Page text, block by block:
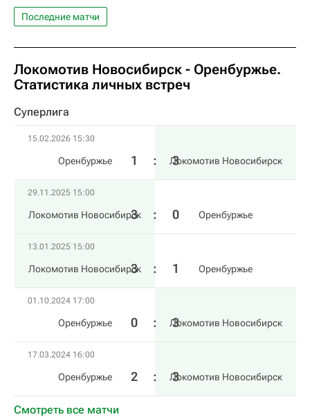
Последние матчи
Локомотив Новосибирск - Оренбуржье.
Статистика личных встреч
Суперлига
15.02.2026 15:30
Оренбуржье 1 : 3
Локомотив Новосибирск
29.11.2025 15:00
Локомотив Новосибирск
3 : 0 Оренбуржье
13.01.2025 15:00
Локомотив Новосибирск
3 : 1 Оренбуржье
01.10.2024 17:00
Оренбуржье 0 : 3
Локомотив Новосибирск
17.03.2024 16:00
Оренбуржье 2 : 3
Локомотив Новосибирск
Смотреть все матчи